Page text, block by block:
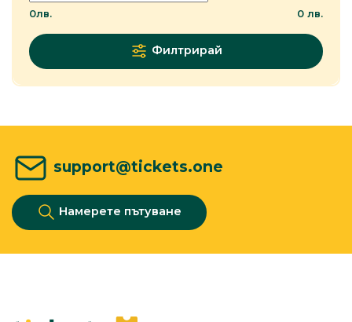
0лв. 0 лв.
Филтрирай
support@tickets.one
Намерете пътуване